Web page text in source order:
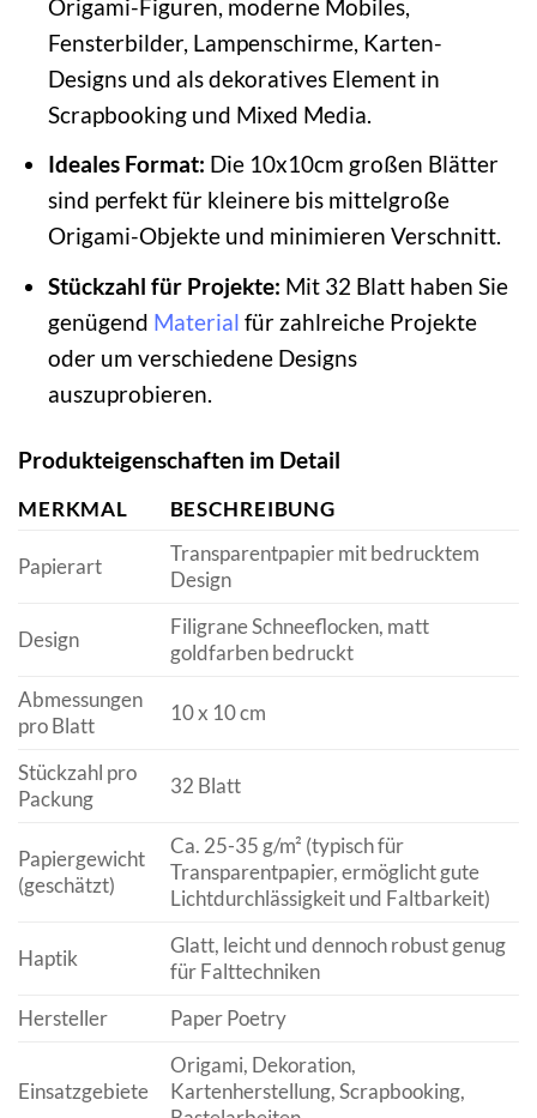
Origami-Figuren, moderne Mobiles,
Fensterbilder, Lampenschirme, Karten-
Designs und als dekoratives Element in
Scrapbooking und Mixed Media.
Ideales Format: Die 10x10cm großen Blätter
sind perfekt für kleinere bis mittelgroße
Origami-Objekte und minimieren Verschnitt.
Stückzahl für Projekte: Mit 32 Blatt haben Sie
genügend Material für zahlreiche Projekte
oder um verschiedene Designs
auszuprobieren.
Produkteigenschaften im Detail
MERKMAL BESCHREIBUNG
Papierart
Transparentpapier mit bedrucktem
Design
Design
Filigrane Schneeflocken, matt
goldfarben bedruckt
Abmessungen
pro Blatt
10 x 10 cm
Stückzahl pro
Packung
32 Blatt
Papiergewicht
(geschätzt)
Ca. 25-35 g/m² (typisch für
Transparentpapier, ermöglicht gute
Lichtdurchlässigkeit und Faltbarkeit)
Haptik
Glatt, leicht und dennoch robust genug
für Falttechniken
Hersteller
Paper Poetry
Einsatzgebiete
Origami, Dekoration,
Kartenherstellung, Scrapbooking,